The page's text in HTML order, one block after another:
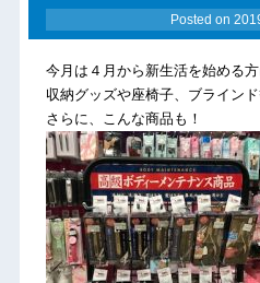
Posted on
今月は４月から新生活を始める
収納グッズや座椅子、ブラインド
さらに、こんな商品も！